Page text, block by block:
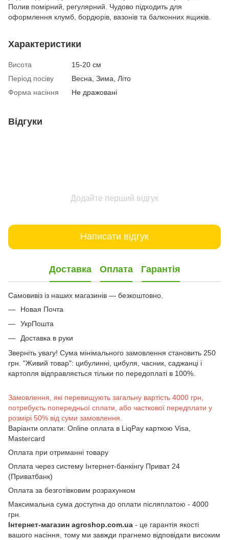
Полив помірний, регулярний. Чудово підходить для
оформлення клумб, бордюрів, вазонів та балконних ящиків.
Характеристики
Висота
15-20 см
Період посіву
Весна, Зима, Літо
Форма насіння
Не дражовані
Відгуки
Додайте перший відгук
Написати відгук
Доставка Оплата Гарантія
Самовивіз із наших магазинів — безкоштовно.
Новая Почта
УкрПошта
Доставка в руки
Зверніть увагу! Сума мінімального замовлення становить 250
грн. "Живий товар": цибулинні, цибуля, часник, саджанці і
картопля відправляється тільки по передоплаті в 100%.
Замовлення, які перевищують загальну вартість 4000 грн,
потребуєть попередньої сплати, або часткової передплати у
розмірі 50% від суми замовлення.
Варіанти оплати: Online оплата в LiqPay карткою Visa,
Mastercard
Оплата при отриманні товару
Оплата через систему Інтернет-банкінгу Приват 24
(Приватбанк)
Оплата за безготівковим розрахунком
Максимальна сума доступна до оплати післяплатою - 4000
грн.
Інтернет-магазин agroshop.com.ua - це гарантія якості
вашого насіння, тому ми завжди прагнемо відповідати високим